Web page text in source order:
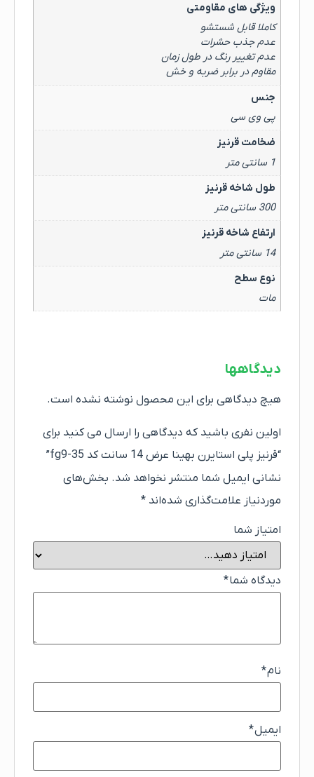
ویژگی های مقاومتی
کاملا قابل شستشو
عدم جذب حشرات
عدم تغییر رنگ در طول زمان
مقاوم در برابر ضربه و خش
جنس
پی وی سی
ضخامت قرنیز
1 سانتی متر
طول شاخه قرنیز
300 سانتی متر
ارتفاع شاخه قرنیز
14 سانتی متر
نوع سطح
مات
دیدگاهها
هیچ دیدگاهی برای این محصول نوشته نشده است.
اولین نفری باشید که دیدگاهی را ارسال می کنید برای
“قرنیز پلی استایرن بهینا عرض 14 سانت کد fg9-35”
نشانی ایمیل شما منتشر نخواهد شد. بخش‌های
موردنیاز علامت‌گذاری شده‌اند *
امتیاز شما
دیدگاه شما*
نام*
ایمیل*